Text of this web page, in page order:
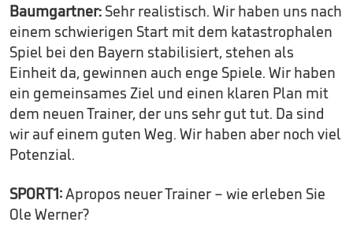
Baumgartner: Sehr realistisch. Wir haben uns nach
einem schwierigen Start mit dem katastrophalen
Spiel bei den Bayern stabilisiert, stehen als
Einheit da, gewinnen auch enge Spiele. Wir haben
ein gemeinsames Ziel und einen klaren Plan mit
dem neuen Trainer, der uns sehr gut tut. Da sind
wir auf einem guten Weg. Wir haben aber noch viel
Potenzial.
SPORT1:Apropos neuer Trainer – wie erleben Sie
Ole Werner?